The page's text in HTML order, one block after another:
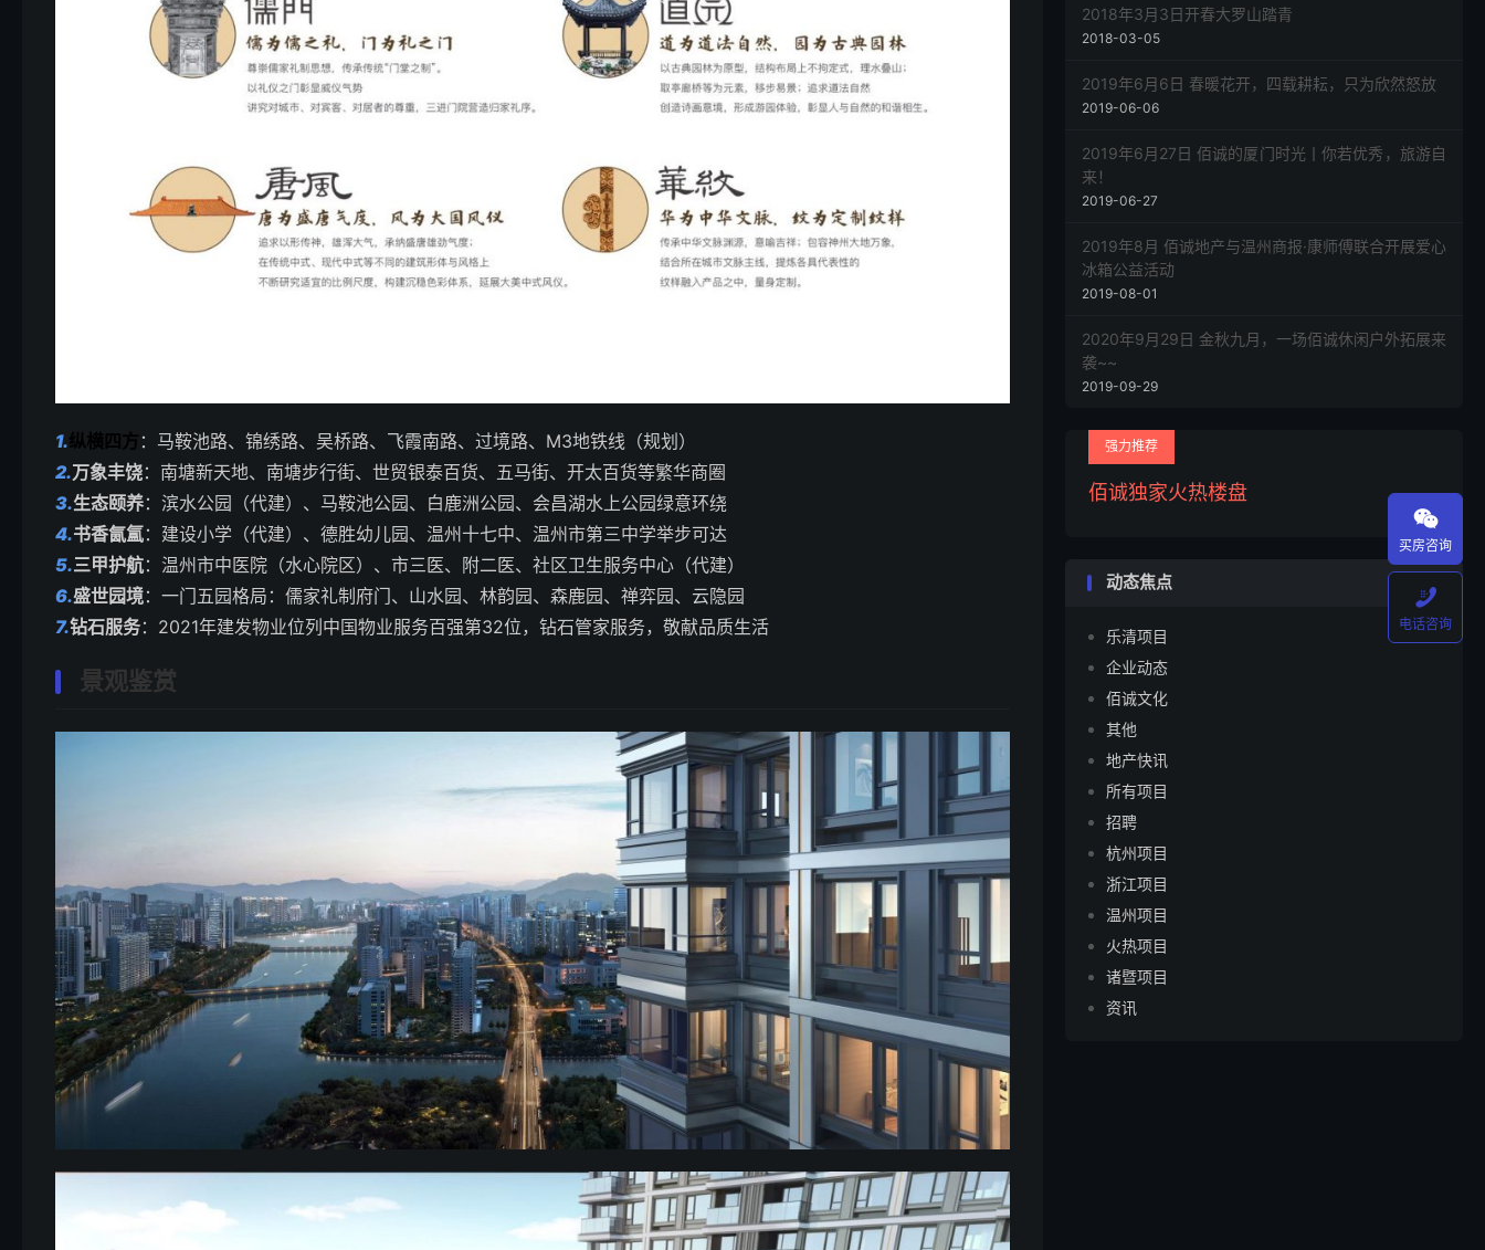
1.纵横四方 ：马鞍池路、锦绣路、吴桥路、飞霞南路、过境路、M3地铁线（规划）
2.万象丰饶：南塘新天地、南塘步行街、世贸银泰百货、五马街、开太百货等繁华商圈
3.生态颐养：滨水公园（代建）、马鞍池公园、白鹿洲公园、会昌湖水上公园绿意环绕
4.书香氤氲：建设小学（代建）、德胜幼儿园、温州十七中、温州市第三中学举步可达
5.三甲护航：温州市中医院（水心院区）、市三医、附二医、社区卫生服务中心（代建）
6.盛世园境：一门五园格局：儒家礼制府门、山水园、林韵园、森鹿园、禅弈园、云隐园
7.钻石服务：2021年建发物业位列中国物业服务百强第32位，钻石管家服务，敬献品质生活
景观鉴赏
2018年3月3日开春大罗山踏青
2018-03-05
2019年6月6日 春暖花开，四载耕耘，只为欣然怒放
2019-06-06
2019年6月27日 佰诚的厦门时光丨你若优秀，旅游自
来！
2019-06-27
2019年8月 佰诚地产与温州商报·康师傅联合开展爱心
冰箱公益活动
2019-08-01
2020年9月29日 金秋九月，一场佰诚休闲户外拓展来
袭~~
2019-09-29
强力推荐
佰诚独家火热楼盘
动态焦点
乐清项目
企业动态
佰诚文化
其他
地产快讯
所有项目
招聘
杭州项目
浙江项目
温州项目
火热项目
诸暨项目
资讯

买房咨询

电话咨询